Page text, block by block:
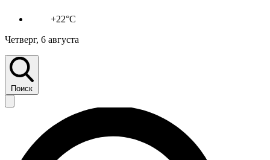
+22°C
Четверг, 6 августа
Поиск